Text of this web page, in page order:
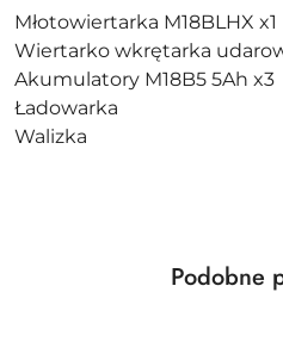
Młotowiertarka M18BLHX x1
Wiertarko wkrętarka
Akumulatory M18B5 5Ah x3
Ładowarka
Walizka
Pomiń karuzelęProdukty
Podobne